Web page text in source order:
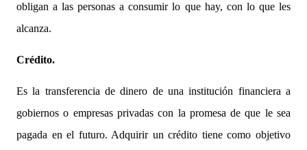
obligan a las personas a consumir lo que hay, con lo que les
alcanza.
Crédito.
Es la transferencia de dinero de una institución financiera a
gobiernos o empresas privadas con la promesa de que le sea
pagada en el futuro. Adquirir un crédito tiene como objetivo